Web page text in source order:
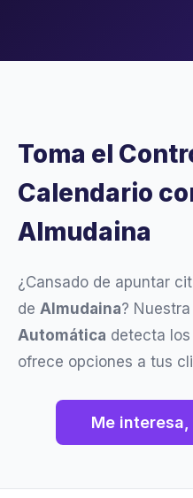
Toma el
Calendario
Almudaina
¿Cansado de apuntar
de Almudaina? Nuestra
Automática detecta
ofrece opciones a tus
Me